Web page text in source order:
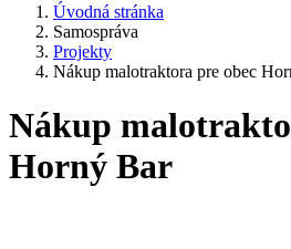
Úvodná stránka
Samospráva
Projekty
Nákup malotraktora pre obec
Nákup
Horný Bar